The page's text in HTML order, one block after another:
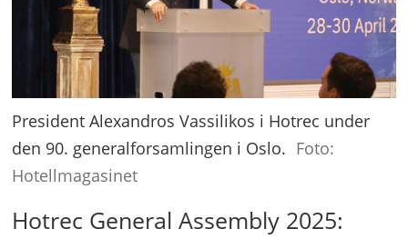
President Alexandros Vassilikos i Hotrec under
den 90. generalforsamlingen i Oslo. Foto:
Hotellmagasinet
Hotrec General Assembly 2025: